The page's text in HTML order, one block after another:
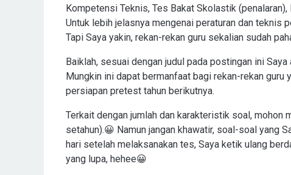
Kompetensi Teknis, Tes Bakat Skolastik
Untuk lebih jelasnya mengenai peraturan dan teknis
Tapi Saya yakin, rekan-rekan guru sekalian sudah
Baiklah, sesuai dengan judul pada postingan ini
Mungkin ini dapat bermanfaat bagi rekan-rekan guru
persiapan pretest tahun berikutnya.
Terkait dengan jumlah dan karakteristik soal, mohon
setahun).😀 Namun jangan khawatir, soal-soal yang
hari setelah melaksanakan tes, Saya ketik ulang
yang lupa, hehee😀